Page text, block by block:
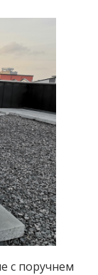
с поручнем